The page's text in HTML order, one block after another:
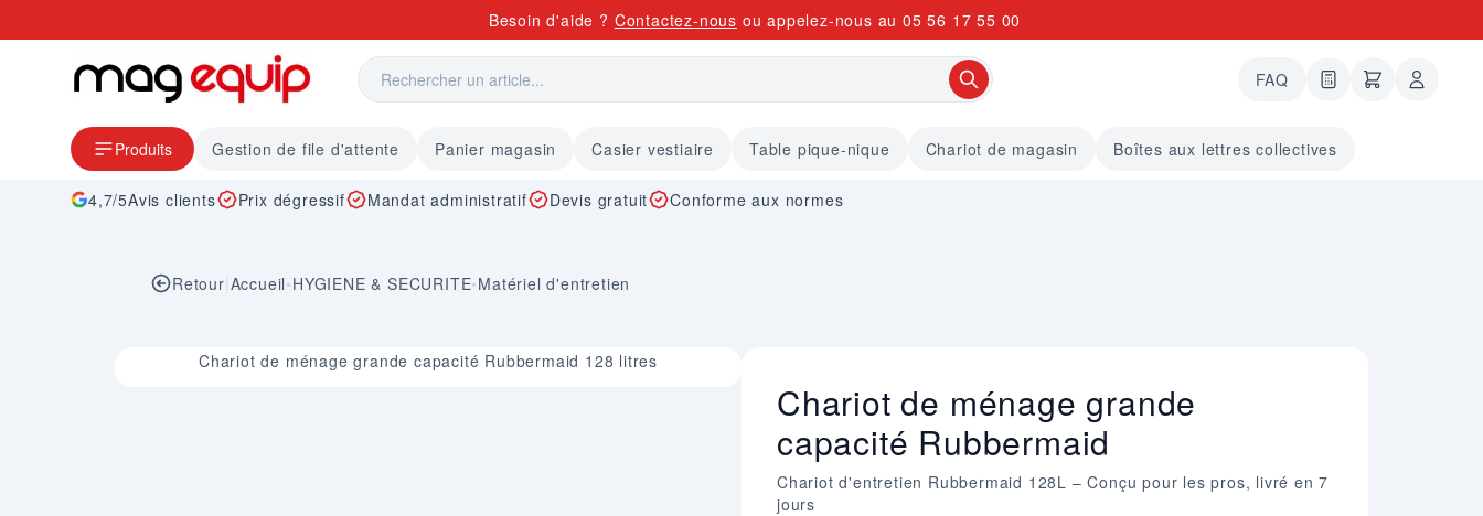
Besoin d'aide ? Contactez-nous ou appelez-nous au 05 56 17 55 00
FAQ 0 articles dans le
undefined
Produits Gestion de file d'attente Panier magasin Casier vestiaire Table pique-nique Chariot de magasin Boîtes aux lettres collectives
4,7/5Avis clients Prix dégressif Mandat administratif Devis gratuit Conforme aux normes
Retour|Accueil•HYGIENE & SECURITE•Matériel d'entretien
Image 1 sur 1Chariot de ménage grande capacité Rubbermaid 128 litres
Chariot de ménage grande
capacité Rubbermaid
Chariot d'entretien Rubbermaid 128L – Conçu pour les pros, livré en 7
jours